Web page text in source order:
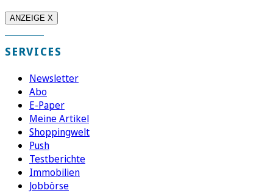
ANZEIGE X
SERVICES
Newsletter
Abo
E-Paper
Meine Artikel
Shoppingwelt
Push
Testberichte
Immobilien
Jobbörse